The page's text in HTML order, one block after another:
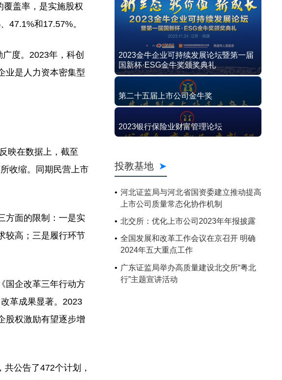
盖率，是实施股权
47.1%和17.57%。
度。2023年，科创
业是人力资本密集型
映在数据上，截至
收缩。同期民营上市
面的限制：一是实
较高；三是履行环节
企改革三年行动方
革成果显著。2023
股权激励有望逐步增
公告了472个计划，
2023金牛企业可持续发展论坛暨第一届
国新杯·ESG金牛奖颁奖典礼
第二十五届上市公司金牛奖
2023银行保险业财富管理论坛
投教基地
河北证监局与河北省国资委建立推动提高
上市公司质量常态化协作机制
北交所：优化上市公司2023年年报披露
全国发展和改革工作会议在京召开 明确
2024年五大重点工作
广东证监局举办高质量建设北交所“粤北
行”主题宣讲活动